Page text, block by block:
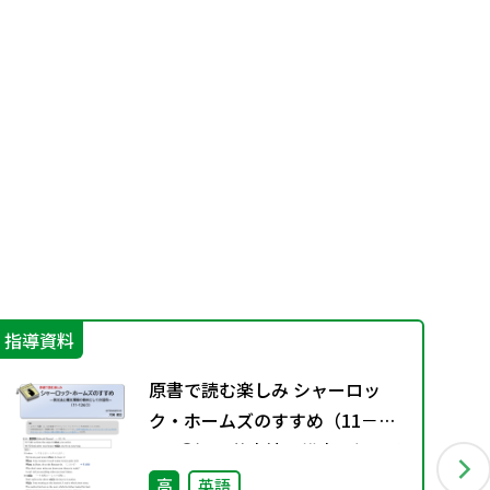
指導資料
原書で読む楽しみ シャーロッ
ク・ホームズのすすめ（11－
136①）―英文法と構文理解の教
材としての活用―